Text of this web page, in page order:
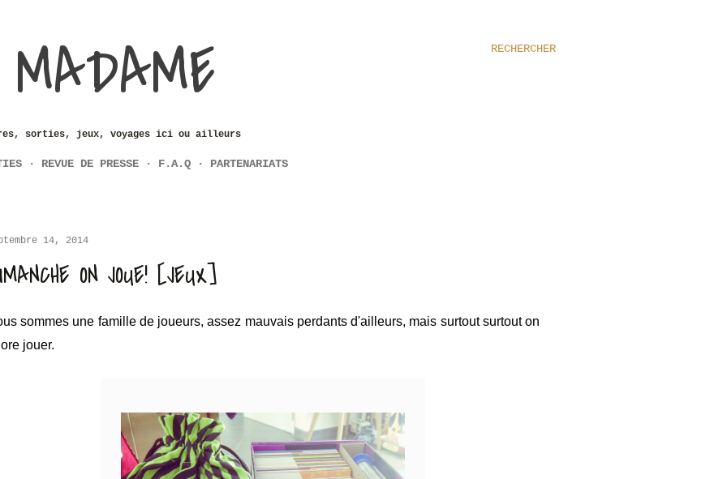
RECHERCHER
sorties, jeux, voyages ici ou ailleurs
REVUE DE PRESSE F.A.Q PARTENARIATS
14, 2014
ON JOUE! [JEUX]
sommes une famille de joueurs, assez mauvais perdants d'ailleurs, mais surtout surtout on
jouer.